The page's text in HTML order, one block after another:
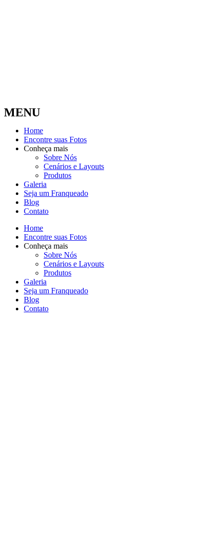
MENU
Home
Encontre suas Fotos
Conheça mais
Sobre Nós
Cenários e Layouts
Produtos
Galeria
Seja um Franqueado
Blog
Contato
Home
Encontre suas Fotos
Conheça mais
Sobre Nós
Cenários e Layouts
Produtos
Galeria
Seja um Franqueado
Blog
Contato